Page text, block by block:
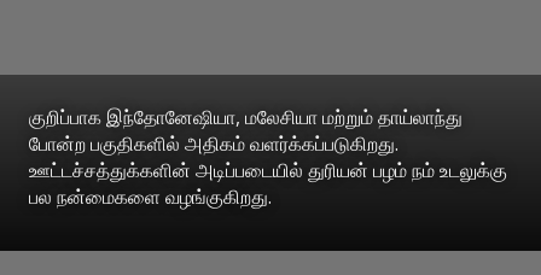
குறிப்பாக இந்தோனேஷியா, மலேசியா மற்றும் தாய்லாந்து
போன்ற பகுதிகளில் அதிகம் வளர்க்கப்படுகிறது.
ஊட்டச்சத்துக்களின் அடிப்படையில் துரியன் பழம் நம் உடலுக்கு
பல நன்மைகளை வழங்குகிறது.